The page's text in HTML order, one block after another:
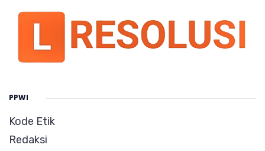
PPWI
Kode Etik
Redaksi